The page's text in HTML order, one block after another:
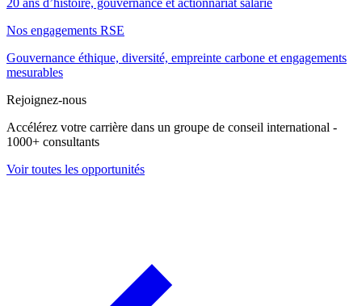
Nos engagements RSE
Gouvernance éthique, diversité, empreinte carbone et engagements
mesurables
Rejoignez-nous
Accélérez votre carrière dans un groupe de conseil international -
1000+ consultants
Voir toutes les opportunités